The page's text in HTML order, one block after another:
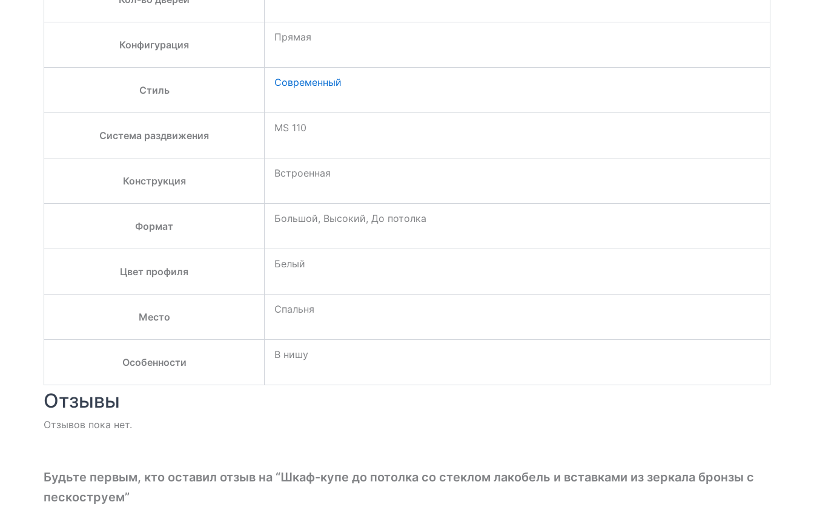
Конфигурация
Прямая
Стиль
Современный
Система раздвижения
MS 110
Конструкция
Встроенная
Формат
Большой, Высокий, До потолка
Цвет профиля
Белый
Место
Спальня
Особенности
В нишу
Отзывы
Отзывов пока нет.
Будьте первым, кто оставил отзыв на “Шкаф-купе до потолка со стеклом лакобель и вставками из зеркала бронзы с
пескоструем”